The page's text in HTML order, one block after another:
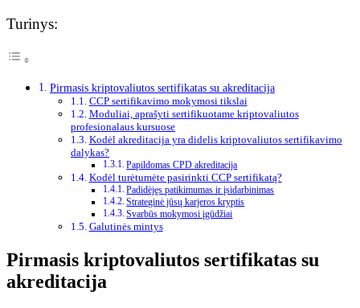
Turinys:
Pirmasis kriptovaliutos sertifikatas su akreditacija
CCP sertifikavimo mokymosi tikslai
Moduliai, aprašyti sertifikuotame kriptovaliutos
profesionalaus kursuose
Kodėl akreditacija yra didelis kriptovaliutos sertifikavimo
dalykas?
Papildomas CPD akreditacija
Kodėl turėtumėte pasirinkti CCP sertifikatą?
Padidėjęs patikimumas ir įsidarbinimas
Strateginė jūsų karjeros kryptis
Svarbūs mokymosi įgūdžiai
Galutinės mintys
Pirmasis kriptovaliutos sertifikatas su
akreditacija